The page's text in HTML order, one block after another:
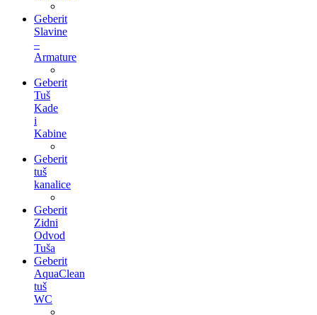
Geberit
Slavine
–
Armature
Geberit
Tuš
Kade
i
Kabine
Geberit
tuš
kanalice
Geberit
Zidni
Odvod
Tuša
Geberit
AquaClean
tuš
WC